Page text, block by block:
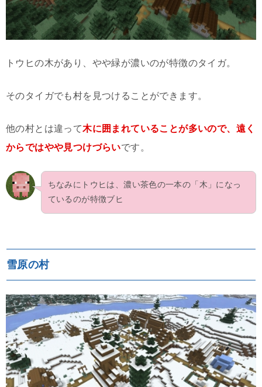
トウヒの木があり、やや緑が濃いのが特徴のタイガ。
そのタイガでも村を見つけることができます。
他の村とは違って木に囲まれていることが多いので、遠く
からではやや見つけづらいです。
ちなみにトウヒは、濃い茶色の一本の「木」になっ
ているのが特徴ブヒ
雪原の村